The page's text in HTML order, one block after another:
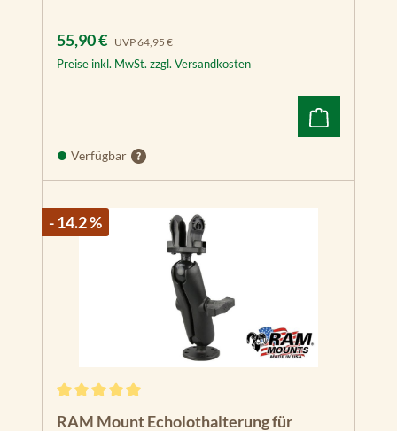
Verkaufspreis:
55,90 € UVP Regulärer Preis:
64,95 €
Preise inkl. MwSt. zzgl. Versandkosten
Verfügbar
- 14.2 %
RAM Mount Echolothalterung für